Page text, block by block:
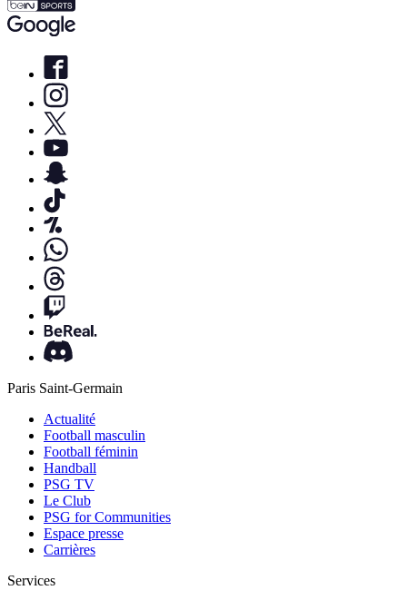
Paris Saint-Germain
Actualité
Football masculin
Football féminin
Handball
PSG TV
Le Club
PSG for Communities
Espace presse
Carrières
Services